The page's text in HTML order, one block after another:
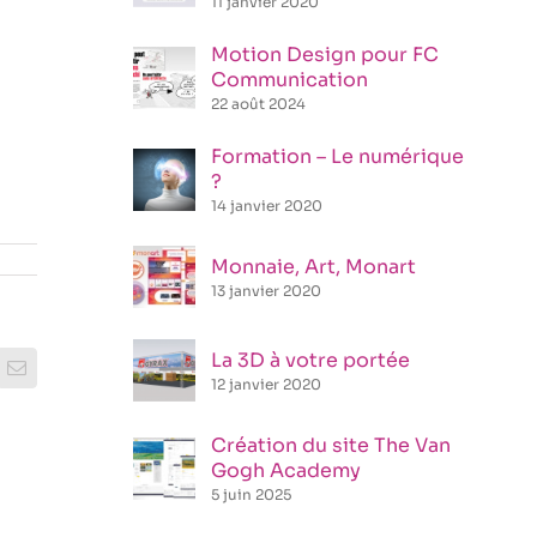
Email
Motion Design pour FC
Communication
22 août 2024
Formation – Le numérique
?
14 janvier 2020
Monnaie, Art, Monart
13 janvier 2020
La 3D à votre portée
12 janvier 2020
Création du site The Van
Gogh Academy
5 juin 2025